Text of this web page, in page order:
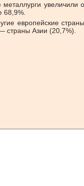
увеличили
68,9%.
европейские
страны Азии (20,7%).